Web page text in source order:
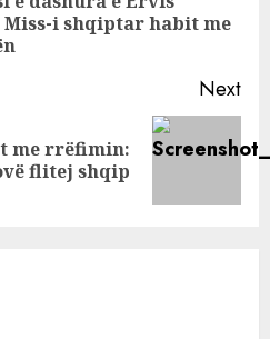
i shqiptar habit me
Next
me rrëfimin:
flitej shqip